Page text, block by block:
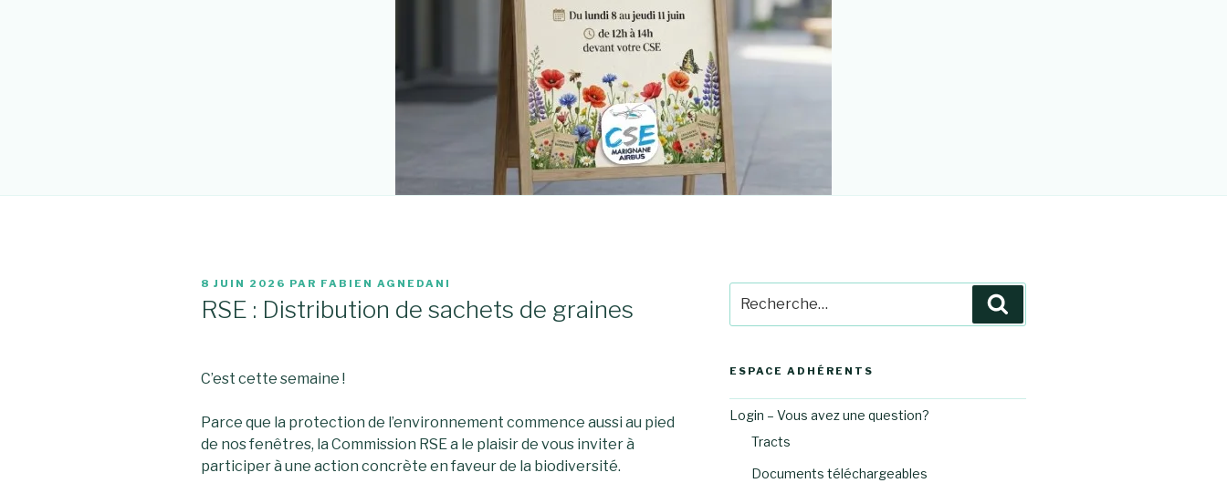
PUBLIÉ
8 JUIN 2026 PAR FABIEN AGNEDANI
RSE : Distribution de sachets de graines
C’est cette semaine !
Parce que la protection de l’environnement commence aussi au pied
de nos fenêtres, la Commission RSE a le plaisir de vous inviter à
participer à une action concrète en faveur de la biodiversité.
pour
:
ESPACE ADHÉRENTS
Login – Vous avez une question?
Tracts
Documents téléchargeables